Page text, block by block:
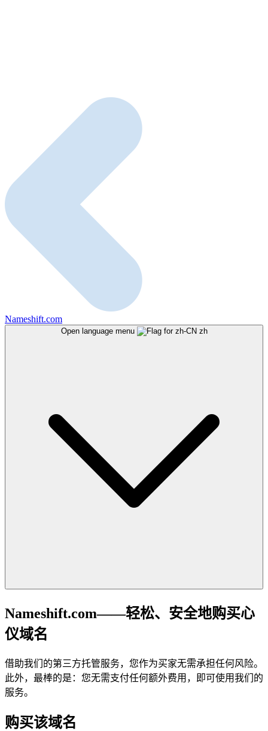
Nameshift.com
Open language menu zh
Nameshift.com——轻松、安全地购买心
仪域名
借助我们的第三方托管服务，您作为买家无需承担任何风险。
此外，最棒的是：您无需支付任何额外费用，即可使用我们的
服务。
购买该域名